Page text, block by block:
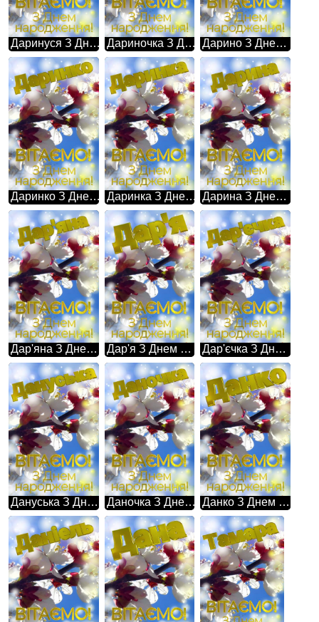
Даринуся З Днем народження! Картинка прийшла весна Дариночка З Днем народження! Картинка прийшла весна Дарино З Днем народження! Картинка прийшла весна
Даринко З Днем народження! Картинка прийшла весна Даринка З Днем народження! Картинка прийшла весна Дарина З Днем народження! Картинка прийшла весна
Дар'яна З Днем народження! Картинка прийшла весна Дар'я З Днем народження! Картинка прийшла весна Дар'єчка З Днем народження! Картинка прийшла весна
Дануська З Днем народження! Картинка прийшла весна Даночка З Днем народження! Картинка прийшла весна Данко З Днем народження! Картинка прийшла весна